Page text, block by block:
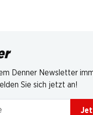
Denner Newsletter
Sie sich jetzt an!